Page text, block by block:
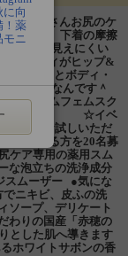
すが皆さんお尻のケ
いたり、下着の摩擦
要なのに見えにくい
でアスティがヒップ&
泡立てるとボディ・
ムーザーなんです＾
「フェムフェムスク
します♪
☆イベ
20名にお試しいただ
てくださる方を20名募
ケア専用の薬用スム
な泡立ちの洗浄成分
スムーザー
●気にな
でニキビ、皮ふの洗
ソープ、デリケート
わりの国産「赤穂の
とした肌へ導きます
ホワイトサボンの香
向
！薬
モニ